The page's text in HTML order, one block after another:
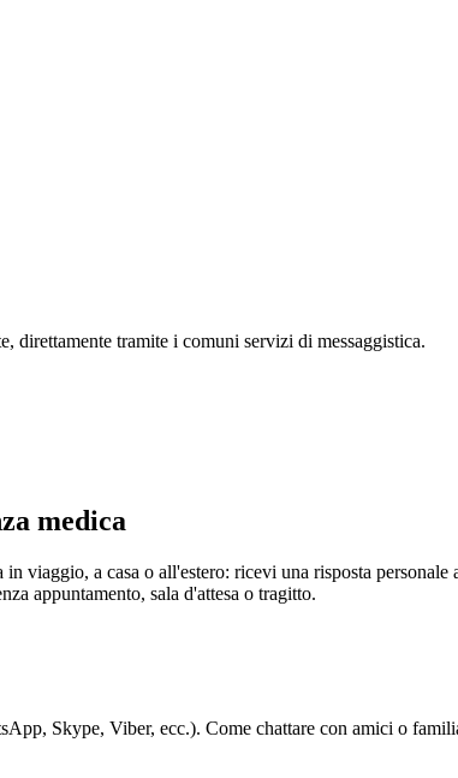
direttamente tramite i comuni servizi di messaggistica.
medica
viaggio, a casa o all'estero: ricevi una risposta
appuntamento, sala d'attesa o tragitto.
Skype, Viber, ecc.). Come chattare con amici o